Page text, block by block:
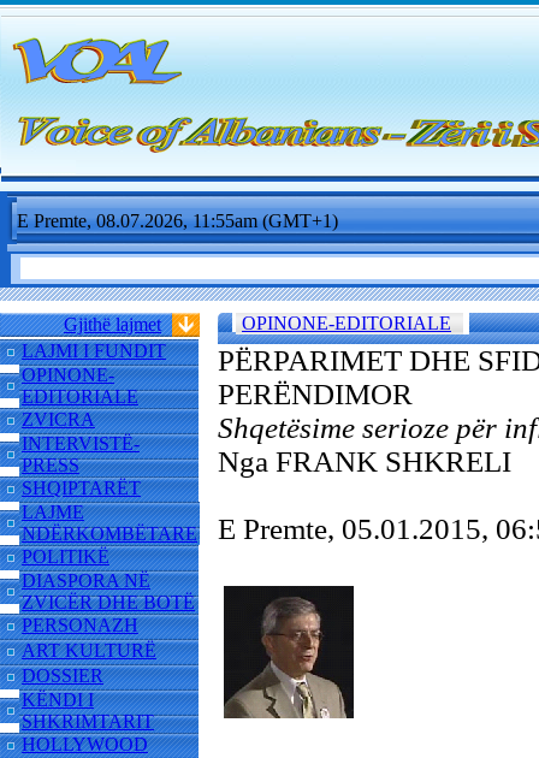
E Premte, 08.07.2026, 11:55am (GMT+1)
Gjithë lajmet
LAJMI I FUNDIT
OPINONE-
EDITORIALE
ZVICRA
INTERVISTË-
PRESS
SHQIPTARËT
LAJME
NDËRKOMBËTARE
POLITIKË
DIASPORA NË
ZVICËR DHE BOTË
PERSONAZH
ART KULTURË
DOSSIER
KËNDI I
SHKRIMTARIT
HOLLYWOOD
OPINONE-EDITORIALE
PËRPARIMET DHE
PERËNDIMOR
Shqetësime serioze për
Nga FRANK SHKRELI
E Premte, 05.01.2015,